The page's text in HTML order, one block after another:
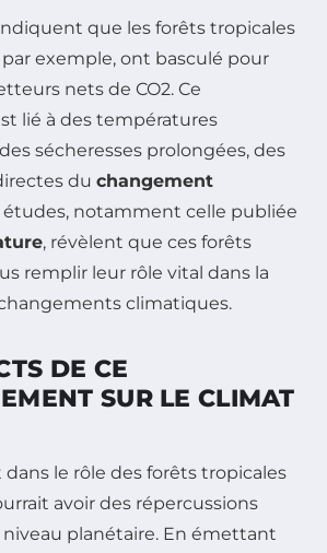
que les forêts tropicales
exemple, ont basculé pour
nets de CO2. Ce
lié à des températures
sécheresses prolongées, des
du changement
études, notamment celle publiée
, révèlent que ces forêts
remplir leur rôle vital dans la
climatiques.
DE CE
SUR LE CLIMAT
le rôle des forêts tropicales
avoir des répercussions
planétaire. En émettant